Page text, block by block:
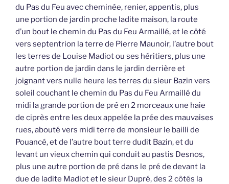
du Pas du Feu avec cheminée, renier, appentis, plus
une portion de jardin proche ladite maison, la route
d’un bout le chemin du Pas du Feu Armaillé, et le côté
vers septentrion la terre de Pierre Maunoir, l’autre bout
les terres de Louise Madiot ou ses héritiers, plus une
autre portion de jardin dans le jardin derrière et
joignant vers nulle heure les terres du sieur Bazin vers
soleil couchant le chemin du Pas du Feu Armaillé du
midi la grande portion de pré en 2 morceaux une haie
de ciprès entre les deux appelée la prée des mauvaises
rues, abouté vers midi terre de monsieur le bailli de
Pouancé, et de l’autre bout terre dudit Bazin, et du
levant un vieux chemin qui conduit au pastis Desnos,
plus une autre portion de pré dans le pré de devant la
due de ladite Madiot et le sieur Dupré, des 2 côtés la